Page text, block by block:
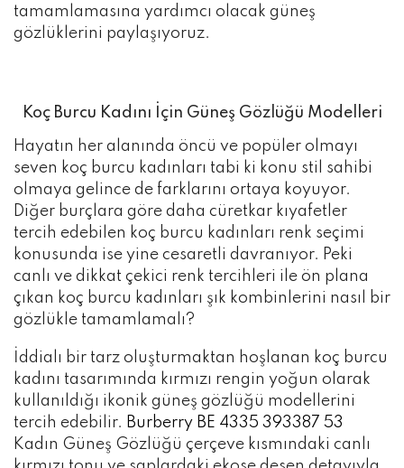
tamamlamasına yardımcı olacak güneş
gözlüklerini paylaşıyoruz.
Koç Burcu Kadını İçin Güneş Gözlüğü Modelleri
Hayatın her alanında öncü ve popüler olmayı
seven koç burcu kadınları tabi ki konu stil sahibi
olmaya gelince de farklarını ortaya koyuyor.
Diğer burçlara göre daha cüretkar kıyafetler
tercih edebilen koç burcu kadınları renk seçimi
konusunda ise yine cesaretli davranıyor. Peki
canlı ve dikkat çekici renk tercihleri ile ön plana
çıkan koç burcu kadınları şık kombinlerini nasıl bir
gözlükle tamamlamalı?
İddialı bir tarz oluşturmaktan hoşlanan koç burcu
kadını tasarımında kırmızı rengin yoğun olarak
kullanıldığı ikonik güneş gözlüğü modellerini
tercih edebilir. Burberry BE 4335 393387 53
Kadın Güneş Gözlüğü çerçeve kısmındaki canlı